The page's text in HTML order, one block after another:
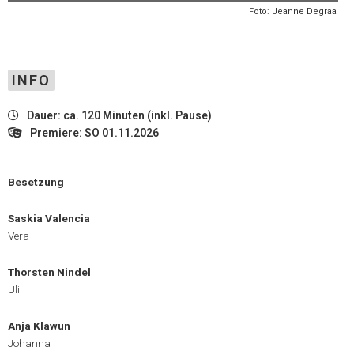
Foto: Jeanne Degraa
INFO
Dauer: ca. 120 Minuten (inkl. Pause)
Premiere: SO 01.11.2026
Besetzung
Saskia Valencia
Vera
Thorsten Nindel
Uli
Anja Klawun
Johanna